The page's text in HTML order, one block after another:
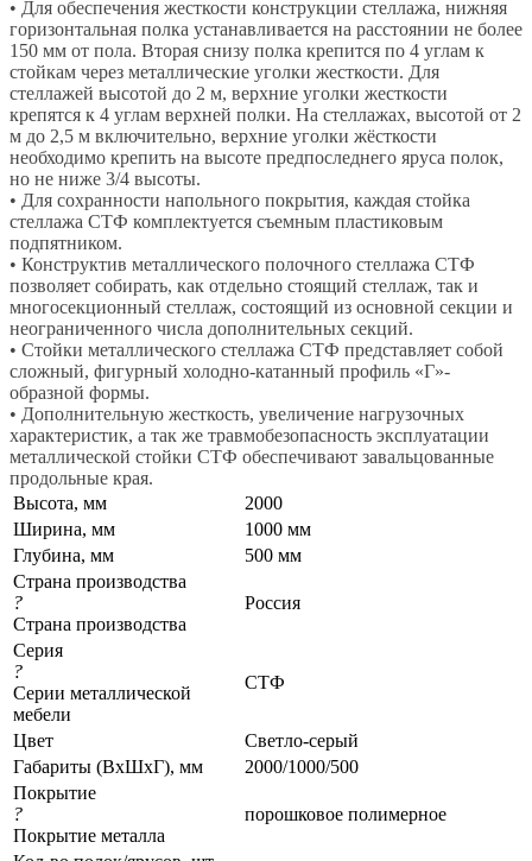
• Для обеспечения жесткости конструкции стеллажа, нижняя
горизонтальная полка устанавливается на расстоянии не более
150 мм от пола. Вторая снизу полка крепится по 4 углам к
стойкам через металлические уголки жесткости. Для
стеллажей высотой до 2 м, верхние уголки жесткости
крепятся к 4 углам верхней полки. На стеллажах, высотой от 2
м до 2,5 м включительно, верхние уголки жёсткости
необходимо крепить на высоте предпоследнего яруса полок,
но не ниже 3/4 высоты.
• Для сохранности напольного покрытия, каждая стойка
стеллажа СТФ комплектуется съемным пластиковым
подпятником.
• Конструктив металлического полочного стеллажа СТФ
позволяет собирать, как отдельно стоящий стеллаж, так и
многосекционный стеллаж, состоящий из основной секции и
неограниченного числа дополнительных секций.
• Стойки металлического стеллажа СТФ представляет собой
сложный, фигурный холодно-катанный профиль «Г»-
образной формы.
• Дополнительную жесткость, увеличение нагрузочных
характеристик, а так же травмобезопасность эксплуатации
металлической стойки СТФ обеспечивают завальцованные
продольные края.
Высота, мм
2000
Ширина, мм
1000 мм
Глубина, мм
500 мм
Страна производства
?
Страна производства
Россия
Серия
?
Серии металлической
мебели
СТФ
Цвет
Светло-серый
Габариты (ВхШхГ), мм
2000/1000/500
Покрытие
?
Покрытие металла
порошковое полимерное